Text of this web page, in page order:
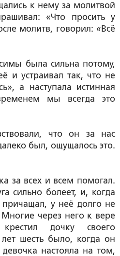
к нему за молитвой
«Что просить у
молитв, говорил: «Всё
была сильна потому,
и устраивал так, что не
а наступала истинная
мы всегда это
что он за нас
был, ощущалось это.
за всех и всем помогал.
сильно болеет, и, когда
у неё долго не
Многие через него к вере
дочку своего
шесть было, когда он
настояла на том,